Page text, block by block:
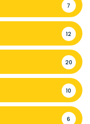
7
12
20
10
6